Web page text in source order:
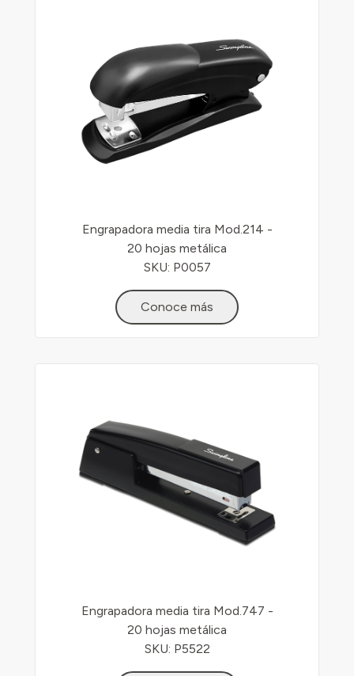
Engrapadora media tira Mod.214 -
20 hojas metálica
SKU: P0057
Conoce más
Engrapadora media tira Mod.747 -
20 hojas metálica
SKU: P5522